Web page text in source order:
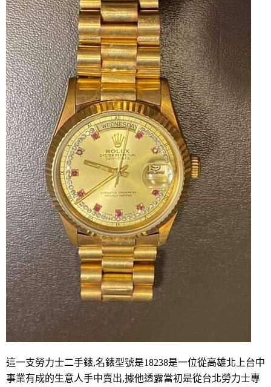
這一支勞力士二手錶,名錶型號是18238是一位從高雄北上台中
事業有成的生意人手中賣出,據他透露當初是從台北勞力士專